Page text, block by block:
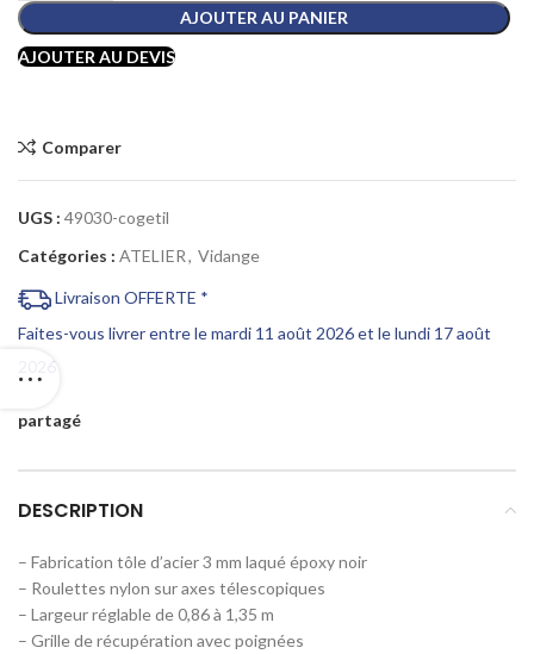
AJOUTER AU PANIER
AJOUTER AU DEVIS
Comparer
UGS : 49030-cogetil
Catégories : ATELIER, Vidange
Livraison OFFERTE *
Faites-vous livrer entre le mardi 11 août 2026 et le lundi 17 août
2026
partagé
DESCRIPTION
– Fabrication tôle d’acier 3 mm laqué époxy noir
– Roulettes nylon sur axes télescopiques
– Largeur réglable de 0,86 à 1,35 m
– Grille de récupération avec poignées